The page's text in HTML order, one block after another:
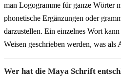
man Logogramme für ganze Wörter
phonetische Ergänzungen oder
darzustellen. Ein einzelnes Wort
Weisen geschrieben werden, was als
Wer hat die Maya Schrift